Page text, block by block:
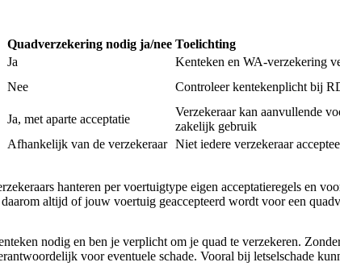
Quadverzekering nodig ja/nee Toelichting
Ja
Kenteken en WA-verzekering
Nee Controleer kentekenplicht bij
Ja, met aparte acceptatie
Verzekeraar kan aanvullende
zakelijk gebruik
Afhankelijk van de verzekeraar Niet iedere verzekeraar
hanteren per voertuigtype eigen acceptatieregels en
altijd of jouw voertuig geaccepteerd wordt voor een
nodig en ben je verplicht om je quad te verzekeren.
voor eventuele schade. Vooral bij letselschade